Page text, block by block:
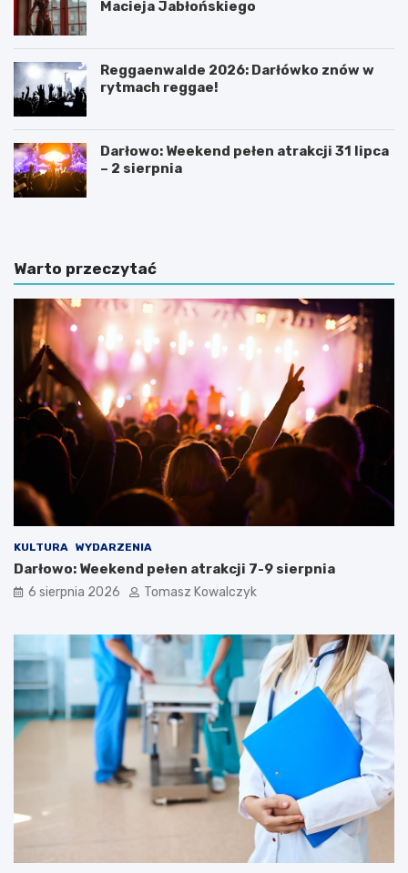
Macieja Jabłońskiego
Reggaenwalde 2026: Darłówko znów w
rytmach reggae!
Darłowo: Weekend pełen atrakcji 31 lipca
– 2 sierpnia
Warto przeczytać
KULTURA WYDARZENIA
Darłowo: Weekend pełen atrakcji 7-9 sierpnia
6 sierpnia 2026 Tomasz Kowalczyk